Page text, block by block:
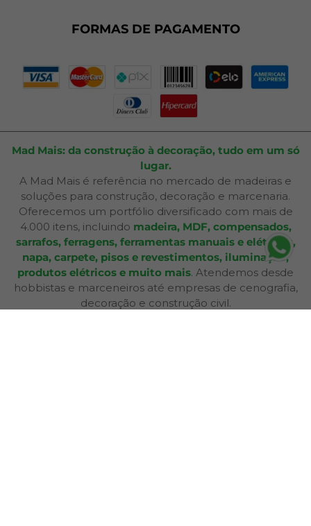
Plano de CorteFORMAS DE PAGAMENTO
Mad Mais: da construção à decoração, tudo em um só
lugar.
A Mad Mais é referência no mercado de madeiras e
soluções para construção, decoração e marcenaria.
Oferecemos um portfólio diversificado com mais de
4.000 itens, incluindo madeira, MDF, compensados,
sarrafos, ferragens, ferramentas manuais e elétricas,
napa, carpete, pisos e revestimentos, iluminação,
produtos elétricos e muito mais. Atendemos desde
hobbistas e marceneiros até empresas de cenografia,
decoração e construção civil.